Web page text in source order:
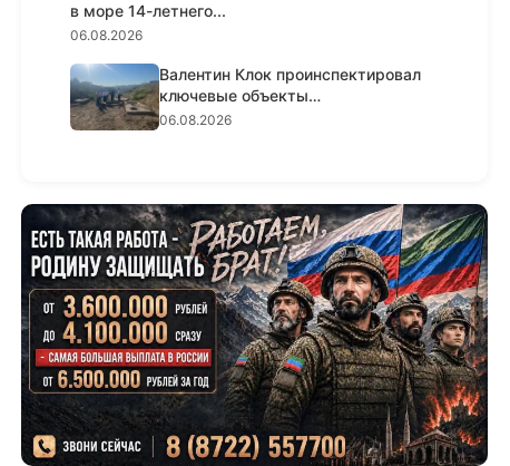
в море 14-летнего...
06.08.2026
Валентин Клок проинспектировал
ключевые объекты
водоснабжени...
06.08.2026